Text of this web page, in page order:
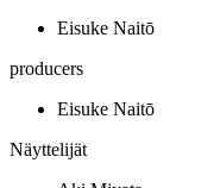
Eisuke Naitō
producers
Eisuke Naitō
Näyttelijät